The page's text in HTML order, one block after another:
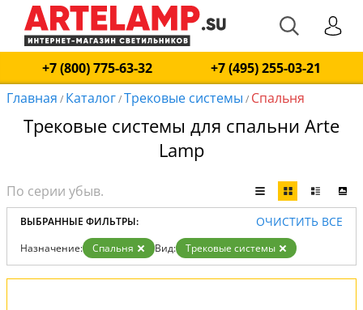
+7 (800) 775-63-32
+7 (495) 255-03-21
Главная / Каталог/Трековые системы / Спальня
Трековые системы для спальни Arte
Lamp
ВЫБРАННЫЕ ФИЛЬТРЫ: ОЧИСТИТЬ ВСЕ
Назначение: Спальня Вид: Трековые системы